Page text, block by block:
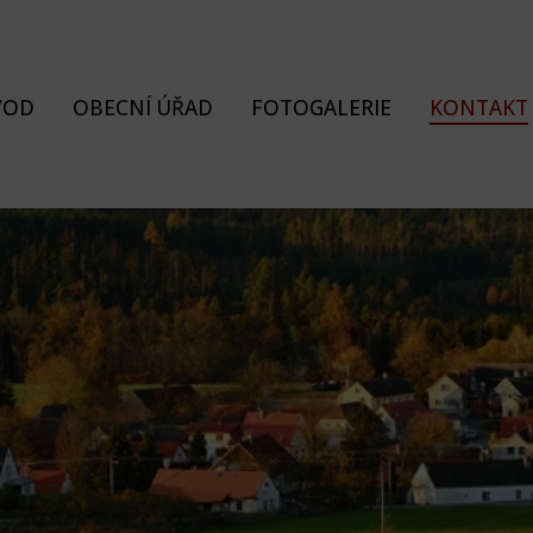
OBECNÍ ÚŘAD FOTOGALERIE KONTAKT